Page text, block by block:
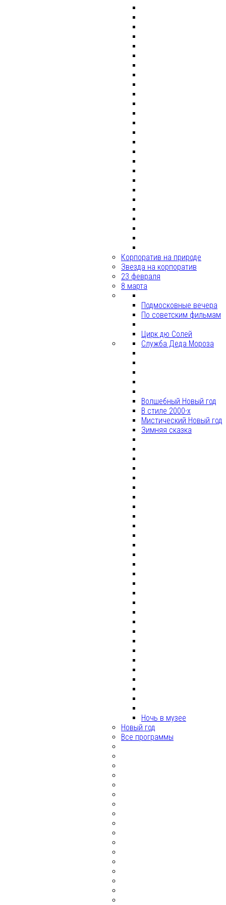
Корпоратив на природе
Звезда на корпоратив
23 февраля
8 марта
Подмосковные вечера
По советским фильмам
Цирк дю Солей
Служба Деда Мороза
Волшебный Новый год
В стиле 2000-х
Мистический Новый год
Зимняя сказка
Ночь в музее
Новый год
Все программы